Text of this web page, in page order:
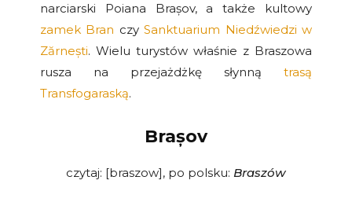
narciarski Poiana Brașov, a także kultowy
zamek Bran czySanktuarium Niedźwiedzi w
Zărnești. Wielu turystów właśnie z Braszowa
rusza na przejażdżkę słynnątrasą
Transfogaraską.
Brașov
czytaj: [braszow], po polsku: Braszów